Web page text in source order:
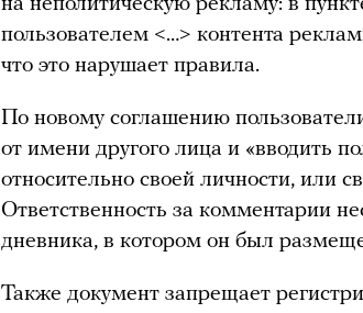
на неполитическую рекламу: в
пользователем <…> контента
что это нарушает правила.
По новому соглашению
от имени другого лица и «вводить
относительно своей личности, или
Ответственность за комментарии
дневника, в котором он был
Также документ запрещает